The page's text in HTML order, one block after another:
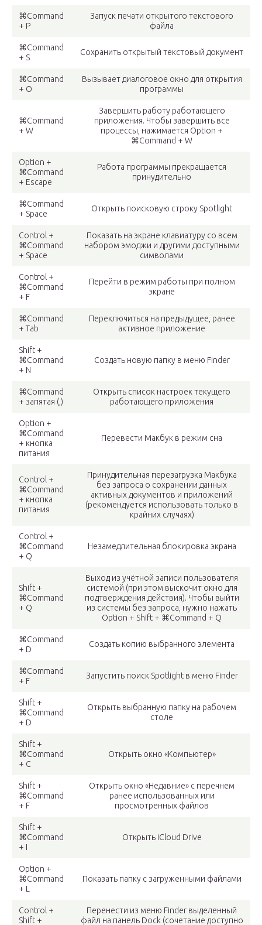
⌘Command
+ P
Запуск печати открытого текстового
файла
⌘Command
+ S
Сохранить открытый текстовый документ
⌘Command
+ O
Вызывает диалоговое окно для открытия
программы
⌘Command
+ W
Завершить работу работающего
приложения. Чтобы завершить все
процессы, нажимается Option +
⌘Command + W
Option +
⌘Command
+ Escape
Работа программы прекращается
принудительно
⌘Command
+ Space
Открыть поисковую строку Spotlight
Control +
⌘Command
+ Space
Показать на экране клавиатуру со всем
набором эмоджи и другими доступными
символами
Control +
⌘Command
+ F
Перейти в режим работы при полном
экране
⌘Command
+ Tab
Переключиться на предыдущее, ранее
активное приложение
Shift +
⌘Command
+ N
Создать новую папку в меню Finder
⌘Command
+ запятая (,)
Открыть список настроек текущего
работающего приложения
Option +
⌘Command
+ кнопка
питания
Перевести Макбук в режим сна
Control +
⌘Command
+ кнопка
питания
Принудительная перезагрузка Макбука
без запроса о сохранении данных
активных документов и приложений
(рекомендуется использовать только в
крайних случаях)
Control +
⌘Command
+ Q
Незамедлительная блокировка экрана
Shift +
⌘Command
+ Q
Выход из учётной записи пользователя
системой (при этом выскочит окно для
подтверждения действия). Чтобы выйти
из системы без запроса, нужно нажать
Option + Shift + ⌘Command + Q
⌘Command
+ D
Создать копию выбранного элемента
⌘Command
+ F
Запустить поиск Spotlight в меню Finder
Shift +
⌘Command
+ D
Открыть выбранную папку на рабочем
столе
Shift +
⌘Command
+ C
Открыть окно «Компьютер»
Shift +
⌘Command
+ F
Открыть окно «Недавние» с перечнем
ранее использованных или
просмотренных файлов
Shift +
⌘Command
+ I
Открыть iCloud Drive
Option +
⌘Command
+ L
Показать папку с загруженными файлами
Control +
Shift +
Перенести из меню Finder выделенный
файл на панель Dock (сочетание доступно